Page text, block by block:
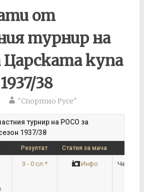
от
турнир на
Царската купа
38
"Спортно Русе"
турнир на РОСО за
1937/38
Резултат Статия за мача
3 - 0 сл.* Инфо